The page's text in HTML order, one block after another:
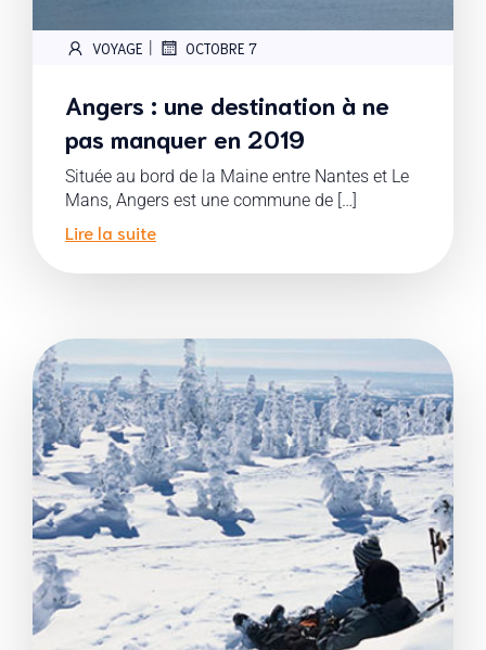
VOYAGE | OCTOBRE 7
Angers : une destination à ne
pas manquer en 2019
Située au bord de la Maine entre Nantes et Le
Mans, Angers est une commune de […]
Lire la suite